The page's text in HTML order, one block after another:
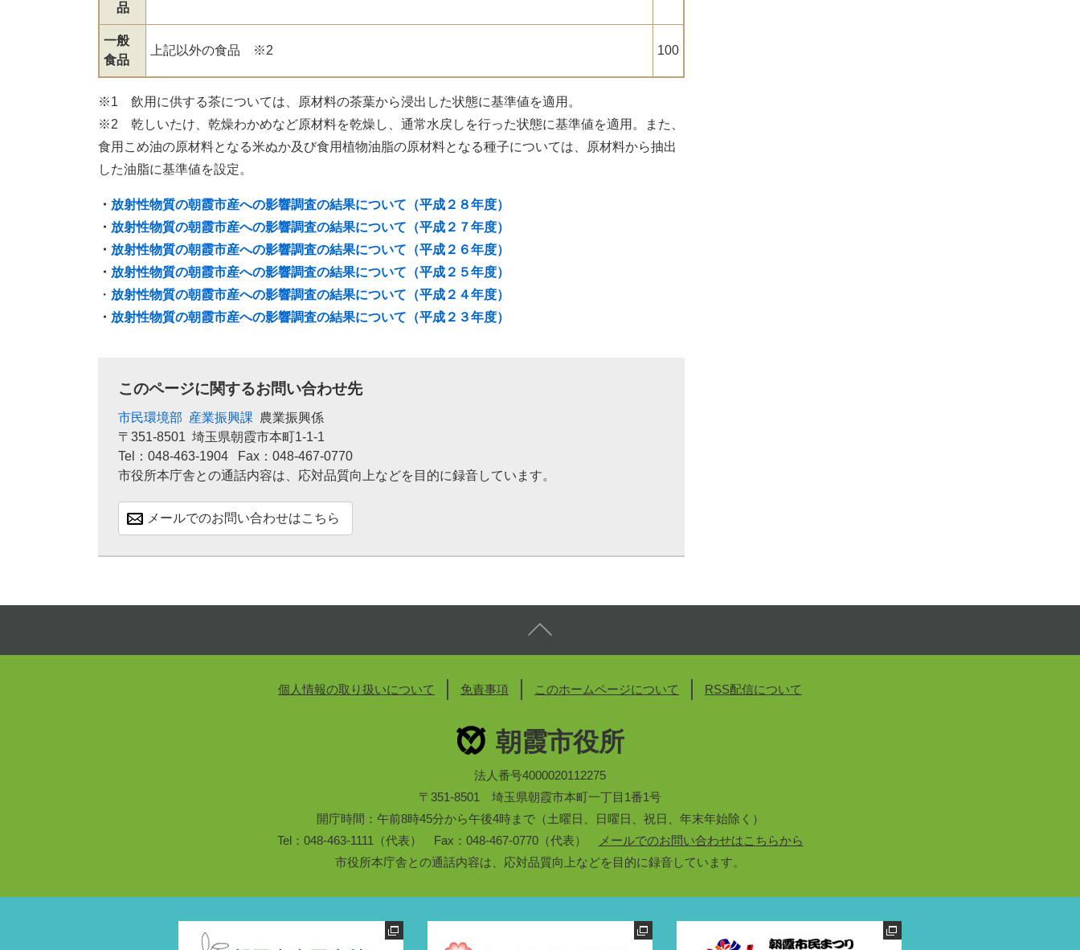
品
一般
食品
上記以外の食品 ※2 100
※1 飲用に供する茶については、原材料の茶葉から浸出した状態に基準値を適用。
※2 乾しいたけ、乾燥わかめなど原材料を乾燥し、通常水戻しを行った状態に基準値を適用。また、
食用こめ油の原材料となる米ぬか及び食用植物油脂の原材料となる種子については、原材料から抽出
した油脂に基準値を設定。
・ 放射性物質の朝霞市産への影響調査の結果について（平成２８年度）
・ 放射性物質の朝霞市産への影響調査の結果について（平成２７年度）
・ 放射性物質の朝霞市産への影響調査の結果について（平成２６年度）
・ 放射性物質の朝霞市産への影響調査の結果について（平成２５年度）
・ 放射性物質の朝霞市産への影響調査の結果について（平成２４年度）
・ 放射性物質の朝霞市産への影響調査の結果について（平成２３年度）
このページに関するお問い合わせ先
市民環境部 産業振興課 農業振興係
〒351-8501 埼玉県朝霞市本町1-1-1
Tel：048-463-1904
Fax：048-467-0770
市役所本庁舎との通話内容は、応対品質向上などを目的に録音しています。
メールでのお問い合わせはこちら
個人情報の取り扱いについて 免責事項 このホームページについて RSS配信について
朝霞市役所
法人番号4000020112275
〒351-8501 埼玉県朝霞市本町一丁目1番1号
開庁時間：午前8時45分から午後4時まで（土曜日、日曜日、祝日、年末年始除く）
Tel：048-463-1111（代表） Fax：048-467-0770（代表）
メールでのお問い合わせはこちらから
市役所本庁舎との通話内容は、応対品質向上などを目的に録音しています。